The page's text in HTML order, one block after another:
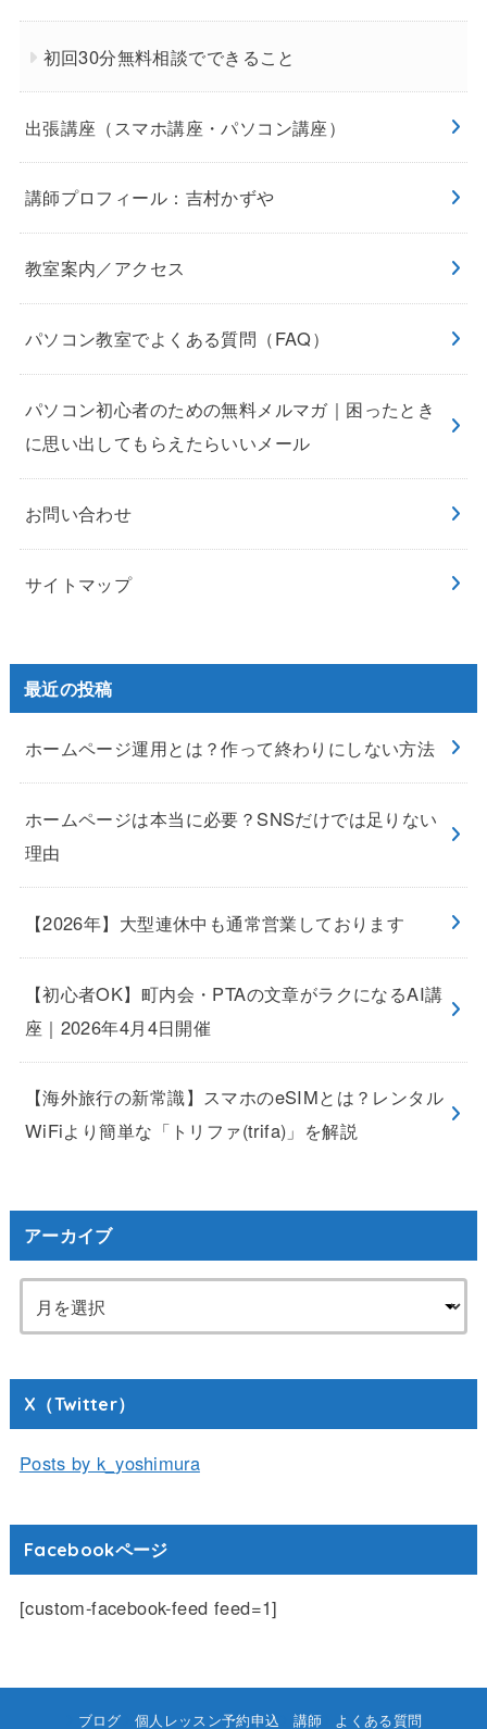
初回30分無料相談でできること
出張講座（スマホ講座・パソコン講座）
講師プロフィール：吉村かずや
教室案内／アクセス
パソコン教室でよくある質問（FAQ）
パソコン初心者のための無料メルマガ｜困ったとき
に思い出してもらえたらいいメール
お問い合わせ
サイトマップ
最近の投稿
ホームページ運用とは？作って終わりにしない方法
ホームページは本当に必要？SNSだけでは足りない
理由
【2026年】大型連休中も通常営業しております
【初心者OK】町内会・PTAの文章がラクになるAI講
座｜2026年4月4日開催
【海外旅行の新常識】スマホのeSIMとは？レンタル
WiFiより簡単な「トリファ(trifa)」を解説
アーカイブ
X（Twitter）
Posts by k_yoshimura
Facebookページ
[custom-facebook-feed feed=1]
ブログ 個人レッスン予約申込 講師 よくある質問